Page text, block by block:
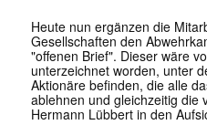
Heute nun ergänzen die
Gesellschaften den
"offenen Brief". Dieser wäre
unterzeichnet worden, unter
Aktionäre befinden, die alle
ablehnen und gleichzeitig die
Hermann Lübbert in den